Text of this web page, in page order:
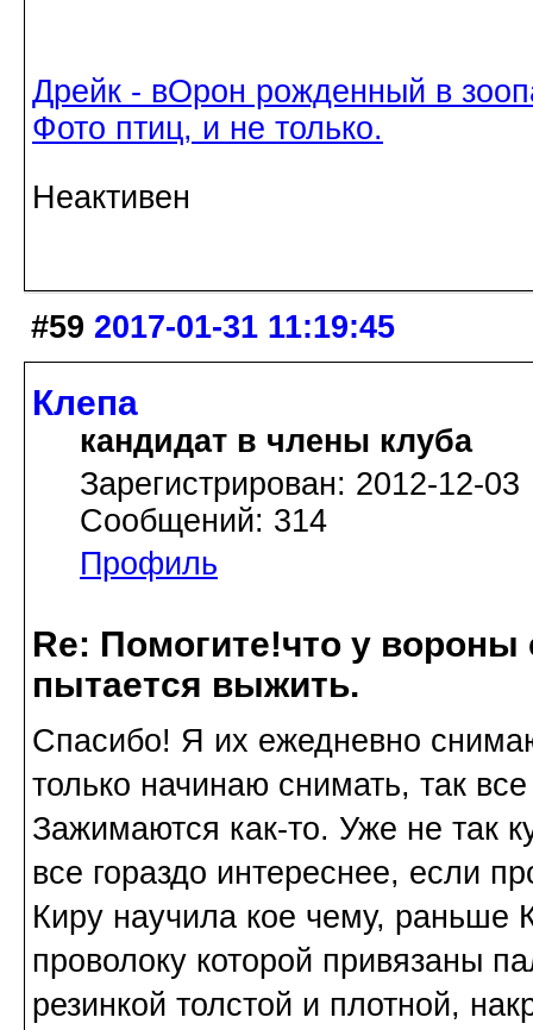
Дрейк - вОрон рожденный в
Фото птиц, и не только.
Неактивен
#59 2017-01-31 11:19:45
Клепа
кандидат в члены клуба
Зарегистрирован: 2012-12-03
Сообщений: 314
Профиль
Re: Помогите!что у
пытается выжить.
Спасибо! Я их ежедневно
только начинаю снимать, так
Зажимаются как-то. Уже не так
все гораздо интереснее, если
Киру научила кое чему, раньше
проволоку которой привязаны
резинкой толстой и плотной,